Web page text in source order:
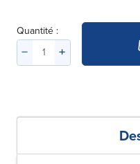
Quantité :